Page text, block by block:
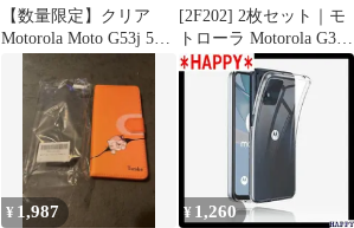
【数量限定】クリア
Motorola Moto G53j 5G
ケース ショルダー
Moto G53y 5G ケース
MOTO G53 5G カバー
ストラップ付き 肩掛け
斜めかけ モトローラ モ
ト G53j 5G/G53y 5G 縄
掛けケース 縄掛け スマ
[2F202] 2枚セット｜モ
トローラ Motorola G35
G64 G24 edge 50 pro
Edge 40 neo 保護フィル
ム Moto G53Y 5G フィ
ルム g53j G13 G32 E32S
G31 Edge 20 Fusion E6
¥ 1,987 ¥ 1,260